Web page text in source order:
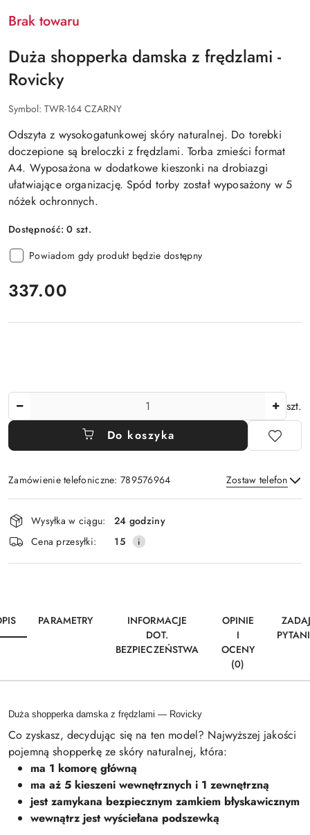
Brak towaru
Duża shopperka damska z frędzlami -
Rovicky
Symbol: TWR-164 CZARNY
Odszyta z wysokogatunkowej skóry naturalnej. Do torebki
doczepione są breloczki z frędzlami. Torba zmieści format
A4. Wyposażona w dodatkowe kieszonki na drobiazgi
ułatwiające organizację. Spód torby został wyposażony w 5
nóżek ochronnych.
Dostępność:0 szt.
Powiadom gdy produkt będzie dostępny
cena:
337.00
szt.
Do koszyka
Zamówienie telefoniczne: 789576964 Zostaw telefon
Wyślij
Dostępność
i
dostawa
Wysyłka w ciągu:
24 godziny
Cena przesyłki:
15
PARAMETRY
INFORMACJE
DOT.
BEZPIECZEŃSTWA
OPINIE
I
OCENY
(0)
Duża shopperka damska z frędzlami — Rovicky
Co zyskasz, decydując się na ten model? Najwyższej jakości
pojemną shopperkę ze skóry naturalnej, która:
ma 1 komorę główną
ma aż 5 kieszeni wewnętrznych i 1 zewnętrzną
jest zamykana bezpiecznym zamkiem błyskawicznym
wewnątrz jest wyściełana podszewką